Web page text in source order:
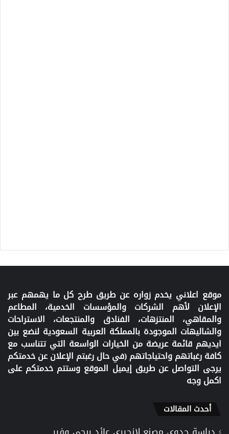
موقع اعلاني يخدم زواره عن طريق طرح كل ما يهمهم عبر
الإعلان لأهم الشركات والمؤسسات الخدمية، المطاعم
والمقاهي، المنتزهات، الفنادق والمنتجعات، الاستراحات
والشاليهات الموجودة بالمملكة العربية السعودية لنضع بين
ايديهم قائمة عريضة من الخيارات الواسعة التي تتناسب مع
كافة رغباتهم واحتياجاتهم (في حال رغبتم الإعلان عن خدمتكم
يرجى التواصل عن طريق إيميل الموقع وستتم خدمتكم على
اكمل وجه
أحدث المقالات